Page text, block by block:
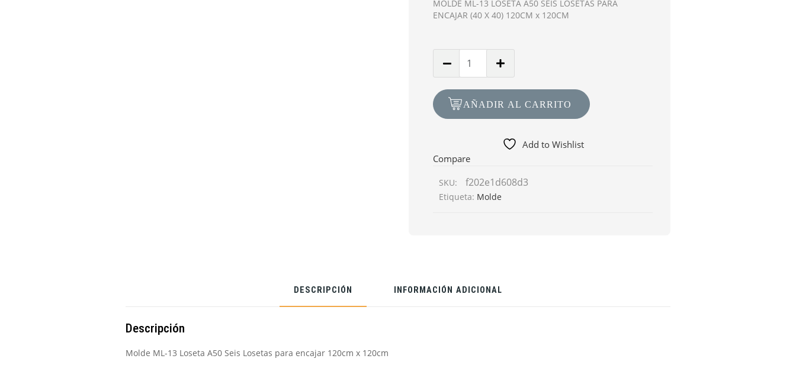
MOLDE ML-13 LOSETA A50 SEIS LOSETAS PARA
ENCAJAR (40 X 40) 120CM x 120CM
ML-
13
Seis
para
encajar
AÑADIR AL CARRITO
Add to Wishlist
Compare
SKU: f202e1d608d3
Etiqueta: Molde
DESCRIPCIÓN INFORMACIÓN ADICIONAL
Descripción
Molde ML-13 Loseta A50 Seis Losetas para encajar 120cm x 120cm